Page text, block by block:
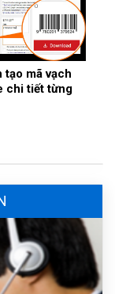
tạo mã vạch
chi tiết từng